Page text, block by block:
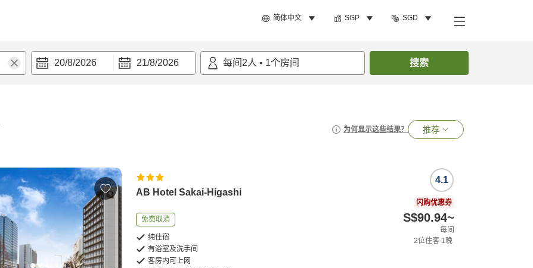
简体中文 SGP SGD
20/8/2026 21/8/2026 每间 2人 • 1个房间 搜索
为何显示这些结果？ 推荐
AB Hotel Sakai-Higashi
免费取消
纯住宿
有浴室及洗手间
客房内可上网
4.1
闪购优惠券
S$90.94~
每间
2位住客 1晚